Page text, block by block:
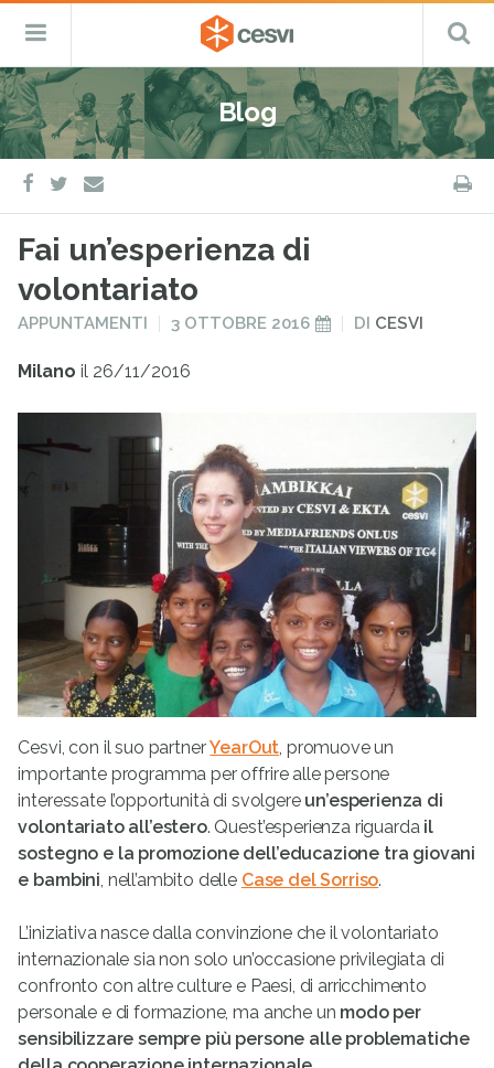
Salta
al
contenuto
CESVI
Fondazione
–
ETS
Cooperazione,
Emergenza
e
Sviluppo
Menu
Blog
facebook
twitter
e-
mail
Fai un’esperienza di
volontariato
PUBBLICATO
APPUNTAMENTI
PUBBLICATO
IL
3 OTTOBRE 2016 DI CESVI
Milano il 26/11/2016
Cesvi, con il suo partnerYearOut, promuove un
importante programma per offrire alle persone
interessate l’opportunità di svolgere un’esperienza di
volontariato all’estero. Quest’esperienza riguarda il
sostegno e la promozione dell’educazione tra giovani
e bambini, nell’ambito delle Case del Sorriso.
L’iniziativa nasce dalla convinzione che il volontariato
internazionale sia non solo un’occasione privilegiata di
confronto con altre culture e Paesi, di arricchimento
personale e di formazione, ma anche un modo per
sensibilizzare sempre più persone alle problematiche